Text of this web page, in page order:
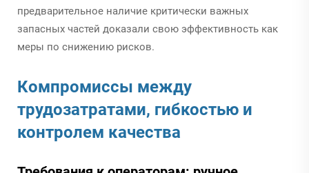
предварительное наличие критически важных
запасных частей доказали свою эффективность как
меры по снижению рисков.
Компромиссы между
трудозатратами, гибкостью и
контролем качества